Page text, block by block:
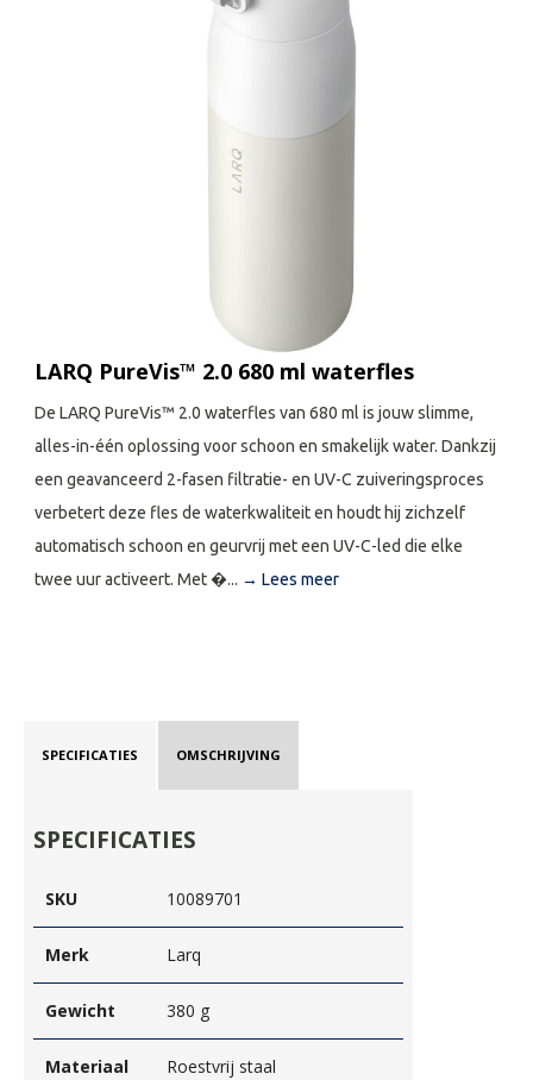
LARQ PureVis™ 2.0 680 ml waterfles
De LARQ PureVis™ 2.0 waterfles van 680 ml is jouw slimme,
alles-in-één oplossing voor schoon en smakelijk water. Dankzij
een geavanceerd 2-fasen filtratie- en UV-C zuiveringsproces
verbetert deze fles de waterkwaliteit en houdt hij zichzelf
automatisch schoon en geurvrij met een UV-C-led die elke
twee uur activeert. Met �... → Lees meer
SPECIFICATIES OMSCHRIJVING
SPECIFICATIES
SKU 10089701
Merk Larq
Gewicht 380 g
Materiaal Roestvrij staal